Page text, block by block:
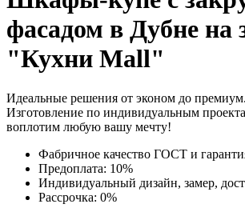
фасадом в Дубне на
"Кухни Mall"
Идеальные решения от эконом до премиум.
Изготовление по индивидуальным
воплотим любую вашу мечту!
Фабричное качество ГОСТ и
Предоплата: 10%
Индивидуальный дизайн, замер,
Рассрочка: 0%